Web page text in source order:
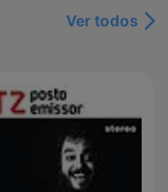
Ver todos